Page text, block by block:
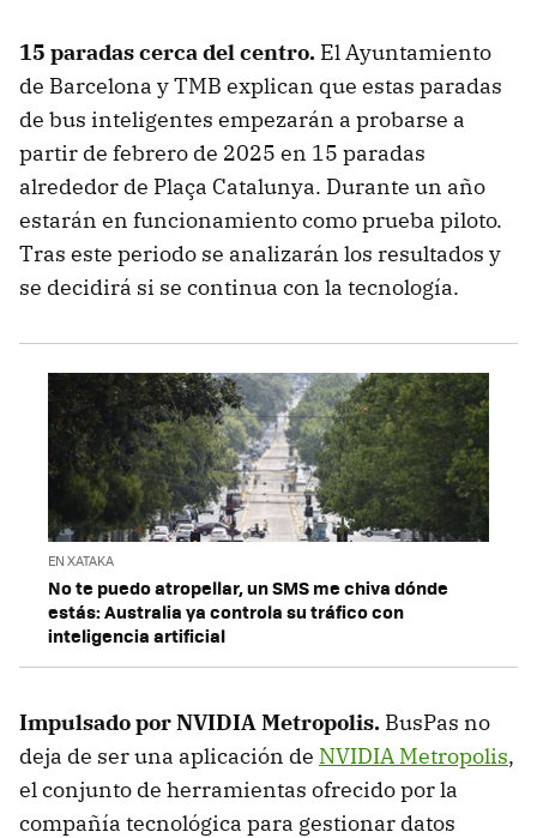
15 paradas cerca del centro. El Ayuntamiento
de Barcelona y TMB explican que estas paradas
de bus inteligentes empezarán a probarse a
partir de febrero de 2025 en 15 paradas
alrededor de Plaça Catalunya. Durante un año
estarán en funcionamiento como prueba piloto.
Tras este periodo se analizarán los resultados y
se decidirá si se continua con la tecnología.
EN XATAKA
No te puedo atropellar, un SMS me chiva dónde
estás: Australia ya controla su tráfico con
inteligencia artificial
Impulsado por NVIDIA Metropolis. BusPas no
deja de ser una aplicación de NVIDIA Metropolis,
el conjunto de herramientas ofrecido por la
compañía tecnológica para gestionar datos